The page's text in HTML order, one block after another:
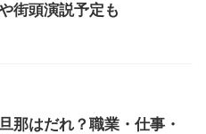
街頭演説予定も
那はだれ？職業・仕事・